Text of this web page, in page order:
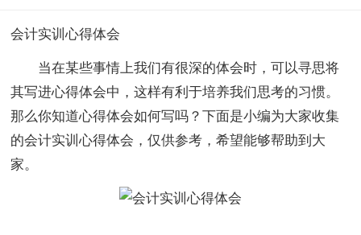
会计实训心得体会
当在某些事情上我们有很深的体会时，可以寻思将
其写进心得体会中，这样有利于培养我们思考的习惯。
那么你知道心得体会如何写吗？下面是小编为大家收集
的会计实训心得体会，仅供参考，希望能够帮助到大
家。